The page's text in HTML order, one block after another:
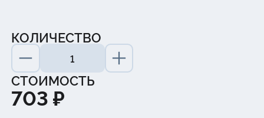
КОЛИЧЕСТВО
СТОИМОСТЬ
703 ₽